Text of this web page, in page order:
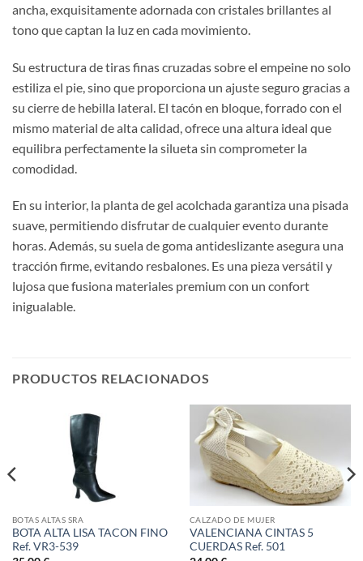
ancha, exquisitamente adornada con cristales brillantes al
tono que captan la luz en cada movimiento.
Su estructura de tiras finas cruzadas sobre el empeine no solo
estiliza el pie, sino que proporciona un ajuste seguro gracias a
su cierre de hebilla lateral. El tacón en bloque, forrado con el
mismo material de alta calidad, ofrece una altura ideal que
equilibra perfectamente la silueta sin comprometer la
comodidad.
En su interior, la planta de gel acolchada garantiza una pisada
suave, permitiendo disfrutar de cualquier evento durante
horas. Además, su suela de goma antideslizante asegura una
tracción firme, evitando resbalones. Es una pieza versátil y
lujosa que fusiona materiales premium con un confort
inigualable.
PRODUCTOS RELACIONADOS
BOTAS ALTAS SRA
BOTA ALTA LISA TACON FINO
Ref. VR3-539
CALZADO DE MUJER
VALENCIANA CINTAS 5
CUERDAS Ref. 501